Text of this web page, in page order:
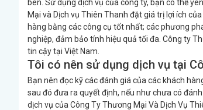
bên. Sử dụng dịch vụ của công ty, bạn có thể
Mại và Dịch vụ Thiên Thanh đặt giá trị lợi ích
hàng bằng các công cụ tốt nhất; các phương
nghiệp, đảm bảo tính hiệu quả tối đa. Công ty
tin cậy tại Việt Nam.
Tôi có nên sử dụng dịch vụ tại
Bạn nên đọc kỹ các đánh giá của các khách
sau đó đưa ra quyết định, nếu như chưa có
dịch vụ của Công Ty Thương Mại Và Dịch Vụ